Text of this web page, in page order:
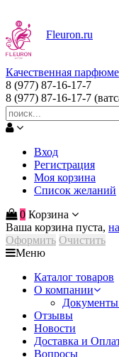
Fleuron.ru
Качественная
8 (977) 87-16-17-7
8 (977) 87-16-17-7
Вход
Регистрация
Моя корзина
Список желаний
0 Корзина
Ваша корзина пуста,
Оформить Очистить
Меню
Каталог товаров
О компании
Отзывы
Новости
Доставка и
Вопросы